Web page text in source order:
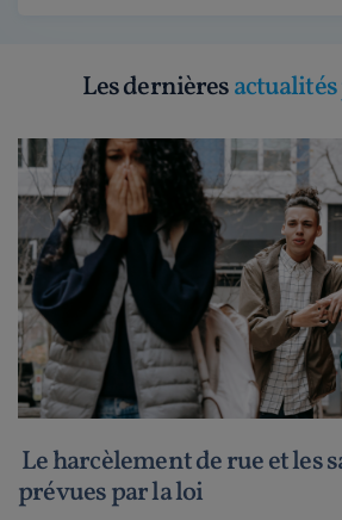
Les dernières
Le harcèlement de rue et les
prévues par la loi